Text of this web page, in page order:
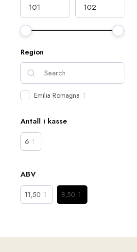
Region
Emilia Romagna 1
Antall i kasse
6 1
ABV
11,50 1 8,50 1